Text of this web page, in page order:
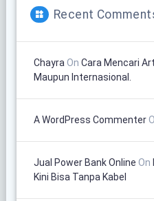
Recent
Chayra On Cara Mencari
Maupun Internasional.
A WordPress Commenter
Jual Power Bank Online On
Kini Bisa Tanpa Kabel